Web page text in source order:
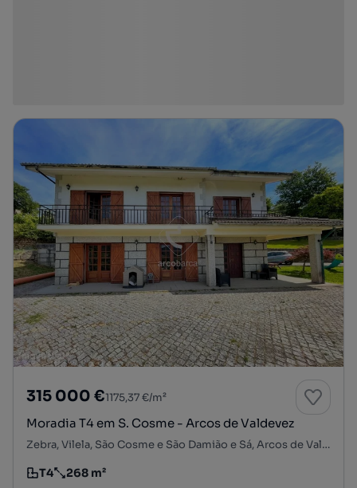
315 000 €1175,37 €/m²
Moradia T4 em S. Cosme - Arcos de Valdevez
Zebra, Vilela, São Cosme e São Damião e Sá, Arcos de Valdevez, Viana do Castelo
Tipologia
T4
Preço por metro quadrado
268 m²